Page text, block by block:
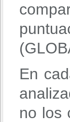
En
no los